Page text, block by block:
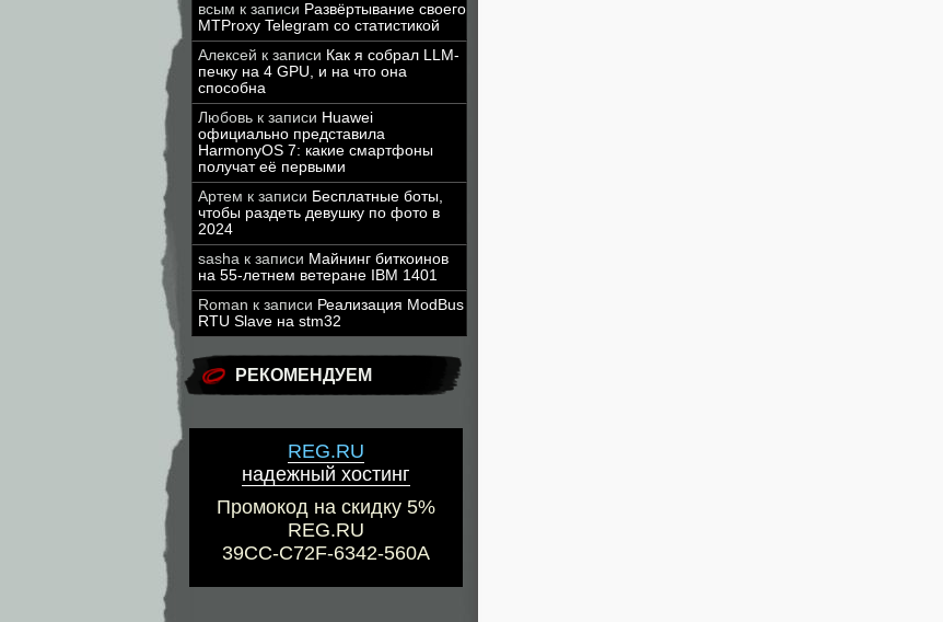
всым к записи Развёртывание своего
MTProxy Telegram со статистикой
Алексей к записи Как я собрал LLM-
печку на 4 GPU, и на что она
способна
Любовь к записи Huawei
официально представила
HarmonyOS 7: какие смартфоны
получат её первыми
Артем к записи Бесплатные боты,
чтобы раздеть девушку по фото в
2024
sasha к записи Майнинг биткоинов
на 55-летнем ветеране IBM 1401
Roman к записи Реализация ModBus
RTU Slave на stm32
РЕКОМЕНДУЕМ
REG.RU
надежный хостинг
Промокод на скидку 5%
REG.RU
39CC-C72F-6342-560A